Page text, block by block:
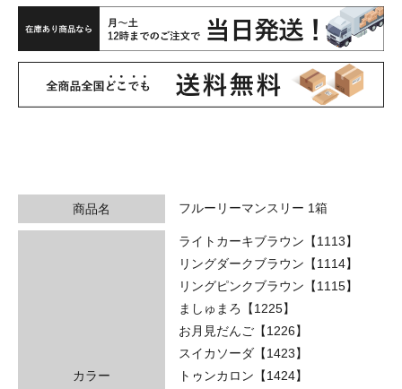
商品名 フルーリーマンスリー 1箱
カラー
ライトカーキブラウン【1113】
リングダークブラウン【1114】
リングピンクブラウン【1115】
ましゅまろ【1225】
お月見だんご【1226】
スイカソーダ【1423】
トゥンカロン【1424】